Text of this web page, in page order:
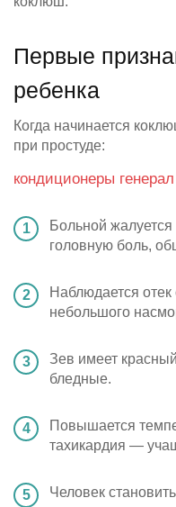
Первые
ребенка
Когда начинается
при простуде:
кондиционеры
Больной
головную боль,
Наблюдается
небольшого
Зев имеет
бледные.
Повышается
тахикардия —
Человек